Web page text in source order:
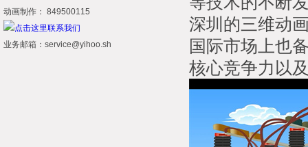
动画制作： 849500115
业务邮箱：service@yihoo.sh
深圳的三维动
国际市场上也
核心竞争力以